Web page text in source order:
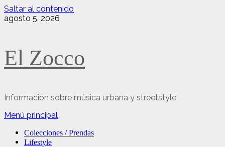
Saltar al contenido
agosto 5, 2026
El Zocco
Información sobre música urbana y streetstyle
Menú principal
Colecciones / Prendas
Lifestyle